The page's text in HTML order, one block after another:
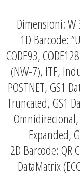
Dimensioni: W
1D Barcode:
CODE93,
(NW-7), ITF,
POSTNET, GS1
Truncated, GS1
Omnidirecional,
Expanded,
2D Barcode: QR
DataMatrix